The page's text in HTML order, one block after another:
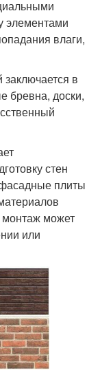
элементами
влаги,
в
бревна, доски,
стен
плиты
может
или